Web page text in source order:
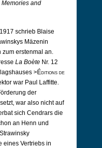
Memories and
schrieb Blaise
Mäzenin
zum erstenmal an.
La Boète Nr. 12
>Éditions de
war Paul Laffitte.
der
war also nicht auf
sich Cendrars die
an Henn und
eines Vertriebs in